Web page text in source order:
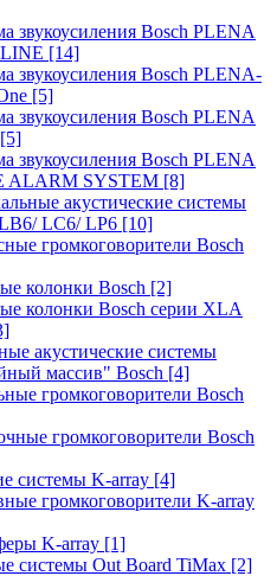
звукоусиления Bosch PLENA
[14]
звукоусиления Bosch PLENA-
[5]
звукоусиления Bosch PLENA
[5]
звукоусиления Bosch PLENA
ALARM SYSTEM [8]
акустические системы
LC6/ LP6 [10]
громкоговорители Bosch
колонки Bosch [2]
колонки Bosch серии XLA
акустические системы
массив" Bosch [4]
громкоговорители Bosch
громкоговорители Bosch
системы K-array [4]
громкоговорители K-array
K-array [1]
системы Out Board TiMax [2]